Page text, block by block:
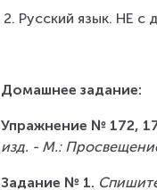
Русский язык. НЕ с
Домашнее задание:
Упражнение № 172,
изд. - М.:
Задание № 1.